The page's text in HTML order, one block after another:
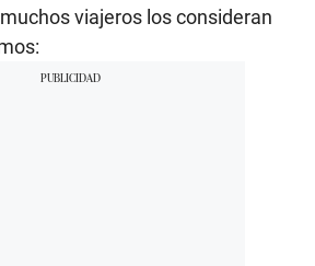
viajeros los consideran